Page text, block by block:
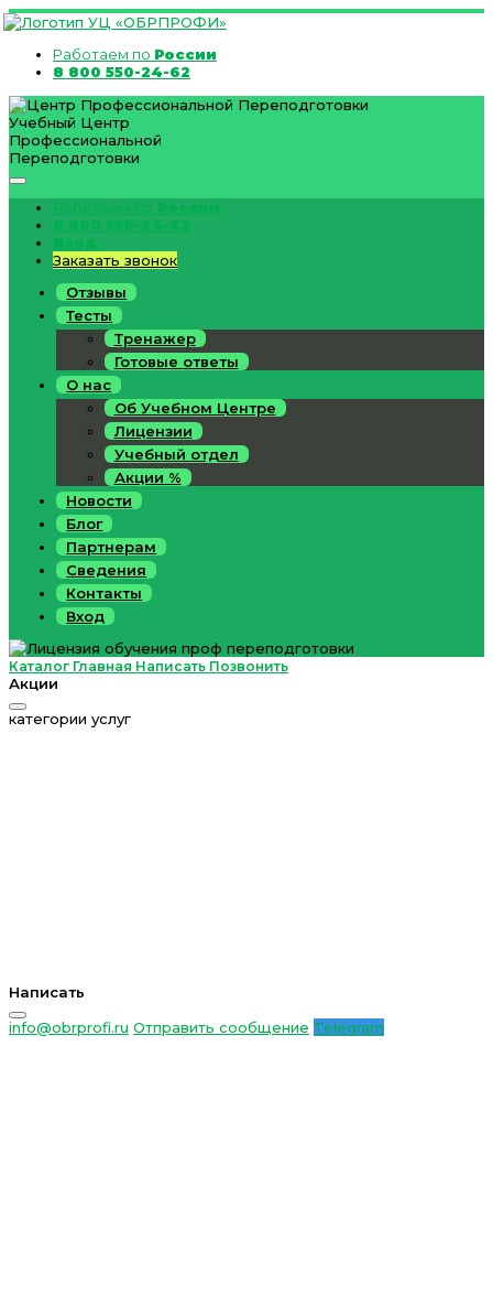
Работаем по России
8 800 550-24-62
Учебный Центр
Профессиональной
Переподготовки
Работаем по России
8 800 550-24-62
Вход
Заказать звонок
Отзывы
Тесты
Тренажер
Готовые ответы
О нас
Об Учебном Центре
Лицензии
Учебный отдел
Акции %
Новости
Блог
Партнерам
Сведения
Контакты
Вход
Каталог Главная Написать Позвонить
Акции
категории услуг
Написать
info@obrprofi.ru Отправить сообщение Telegram